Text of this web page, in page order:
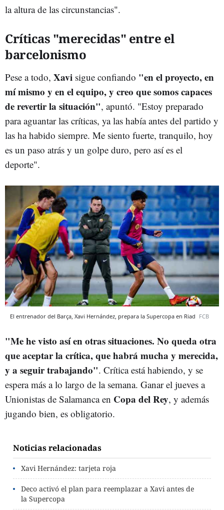
la altura de las circunstancias".
Críticas "merecidas" entre el
barcelonismo
Pese a todo, Xavi sigue confiando "en el proyecto, en
mí mismo y en el equipo, y creo que somos capaces
de revertir la situación", apuntó. "Estoy preparado
para aguantar las críticas, ya las había antes del partido y
las ha habido siempre. Me siento fuerte, tranquilo, hoy
es un paso atrás y un golpe duro, pero así es el
deporte".
El entrenador del Barça, Xavi Hernández, prepara la Supercopa en Riad FCB
"Me he visto así en otras situaciones. No queda otra
que aceptar la crítica, que habrá mucha y merecida,
y a seguir trabajando". Crítica está habiendo, y se
espera más a lo largo de la semana. Ganar el jueves a
Unionistas de Salamanca en Copa del Rey, y además
jugando bien, es obligatorio.
Noticias relacionadas
Xavi Hernández: tarjeta roja
Deco activó el plan para reemplazar a Xavi antes de
la Supercopa